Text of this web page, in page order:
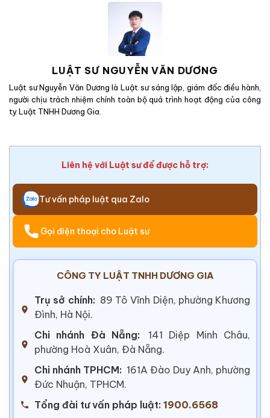
LUẬT SƯ NGUYỄN VĂN DƯƠNG
Luật sư Nguyễn Văn Dương là Luật sư sáng lập, giám đốc điều hành,
người chịu trách nhiệm chính toàn bộ quá trình hoạt động của công
ty Luật TNHH Dương Gia.
Liên hệ với Luật sư để được hỗ trợ:
Tư vấn pháp luật qua Zalo
Gọi điện thoại cho Luật sư
CÔNG TY LUẬT TNHH DƯƠNG GIA
Trụ sở chính: 89 Tô Vĩnh Diện, phường Khương
Đình, Hà Nội.
Chi nhánh Đà Nẵng:
141 Diệp Minh Châu,
phường Hoà Xuân, Đà Nẵng.
Chi nhánh TPHCM: 161A Đào Duy Anh, phường
Đức Nhuận, TPHCM.
Tổng đài tư vấn pháp luật: 1900.6568